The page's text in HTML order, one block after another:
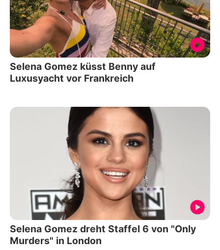
Selena Gomez küsst Benny auf
Luxusyacht vor Frankreich
Selena Gomez dreht Staffel 6 von "Only
Murders" in London